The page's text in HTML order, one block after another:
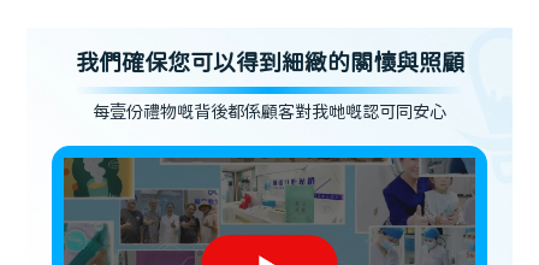
我們確保您可以得到細緻的關懷與照顧
每壹份禮物嘅背後都係顧客對我哋嘅認可同安心